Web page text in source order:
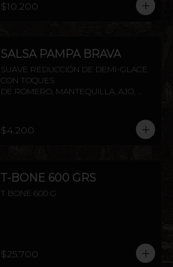
$10.200
SALSA PAMPA BRAVA
SUAVE REDUCCIÓN DE DEMI-GLACE
CON TOQUES
DE ROMERO, MANTEQUILLA, AJO,
$4.200
T-BONE 600 GRS
T BONE 600 G
$25.700